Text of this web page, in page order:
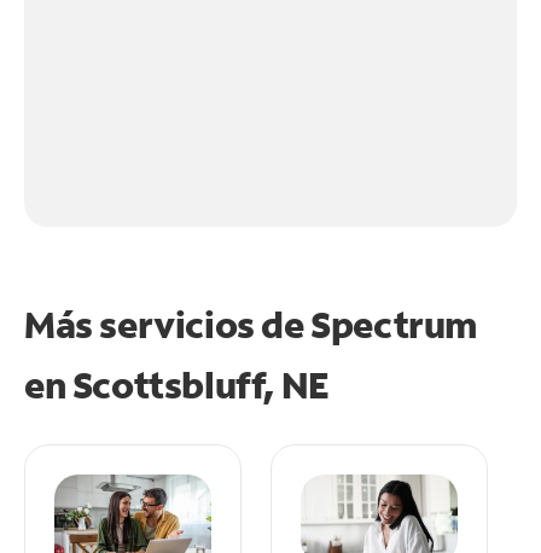
Más servicios de Spectrum
enScottsbluff, NE